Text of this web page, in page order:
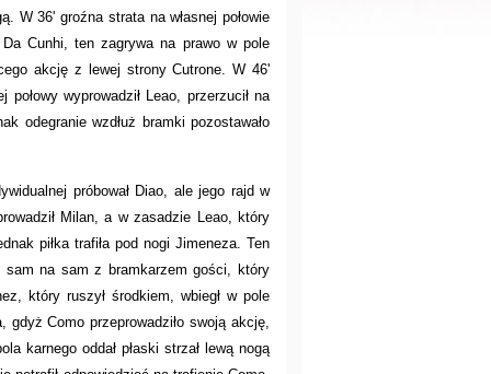
W 36' groźna strata na własnej połowie
Cunhi, ten zagrywa na prawo w pole
akcję z lewej strony Cutrone. W 46'
wyprowadził Leao, przerzucił na
odegranie wzdłuż bramki pozostawało
próbował Diao, ale jego rajd w
Milan, a w zasadzie Leao, który
piłka trafiła pod nogi Jimeneza. Ten
sam na sam z bramkarzem gości, który
który ruszył środkiem, wbiegł w pole
gdyż Como przeprowadziło swoją akcję,
karnego oddał płaski strzał lewą nogą